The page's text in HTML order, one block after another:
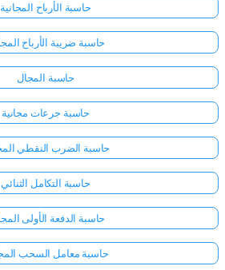
حاسبة الأرباح المجانية
حاسبة ضريبة الأرباح
حاسبة المجال
حاسبة جرعات مجانية
حاسبة الضرب النقطي
حاسبة التكامل الثنائي
حاسبة الدفعة الأولى
حاسبة معامل السحب